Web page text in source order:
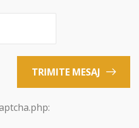
TRIMITE MESAJ